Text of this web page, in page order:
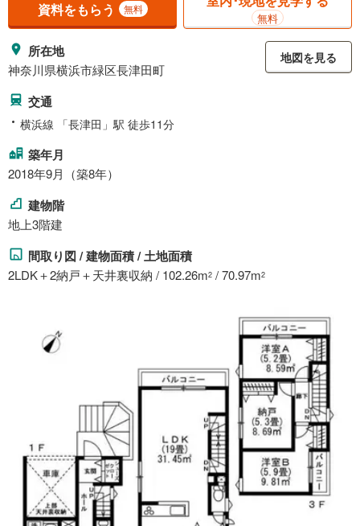
資料をもらう 無料
無料
所在地
神奈川県横浜市緑区長津田町
地図を見る
交通
横浜線 「長津田」駅 徒歩11分
築年月
2018年9月（築8年）
建物階
地上3階建
間取り図 / 建物面積 / 土地面積
2LDK＋2納戸＋天井裏収納 / 102.26m2 / 70.97m2